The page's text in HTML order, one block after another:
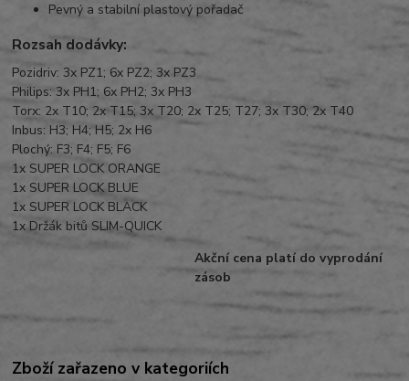
Pevný a stabilní plastový pořadač
Rozsah dodávky:
Pozidriv: 3x PZ1; 6x PZ2; 3x PZ3
Philips: 3x PH1; 6x PH2; 3x PH3
Torx: 2x T10; 2x T15; 3x T20; 2x T25; T27; 3x T30; 2x T40
Inbus: H3; H4; H5; 2x H6
Plochý: F3; F4; F5; F6
1x SUPER LOCK ORANGE
1x SUPER LOCK BLUE
1x SUPER LOCK BLACK
1x Držák bitů SLIM-QUICK
Akční cena platí do vyprodání
zásob
Zboží zařazeno v kategoriích